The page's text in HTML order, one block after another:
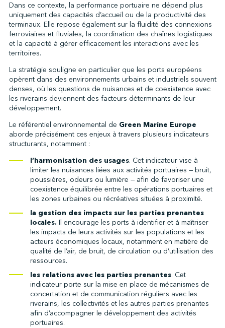
Dans ce contexte, la performance portuaire ne dépend plus
uniquement des capacités d’accueil ou de la productivité des
terminaux. Elle repose également sur la fluidité des connexions
ferroviaires et fluviales, la coordination des chaînes logistiques
et la capacité à gérer efficacement les interactions avec les
territoires.
La stratégie souligne en particulier que les ports européens
opèrent dans des environnements urbains et industriels souvent
denses, où les questions de nuisances et de coexistence avec
les riverains deviennent des facteurs déterminants de leur
développement.
Le référentiel environnemental de Green Marine Europe
aborde précisément ces enjeux à travers plusieurs indicateurs
structurants, notamment :
l’harmonisation des usages. Cet indicateur vise à
limiter les nuisances liées aux activités portuaires — bruit,
poussières, odeurs ou lumière — afin de favoriser une
coexistence équilibrée entre les opérations portuaires et
les zones urbaines ou récréatives situées à proximité.
la gestion des impacts sur les parties prenantes
locales.Il encourage les ports à identifier et à maîtriser
les impacts de leurs activités sur les populations et les
acteurs économiques locaux, notamment en matière de
qualité de l’air, de bruit, de circulation ou d’utilisation des
ressources.
les relations avec les parties prenantes. Cet
indicateur porte sur la mise en place de mécanismes de
concertation et de communication réguliers avec les
riverains, les collectivités et les autres parties prenantes
afin d’accompagner le développement des activités
portuaires.